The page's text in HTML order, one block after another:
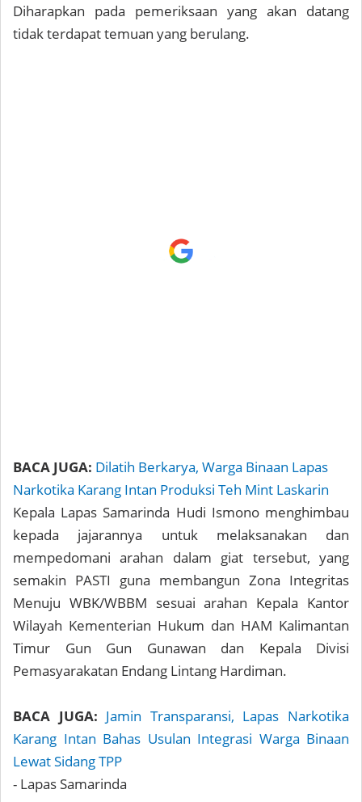
Diharapkan pada pemeriksaan yang akan datang
tidak terdapat temuan yang berulang.
BACA JUGA: Dilatih Berkarya, Warga Binaan Lapas
Narkotika Karang Intan Produksi Teh Mint Laskarin
Kepala Lapas Samarinda Hudi Ismono menghimbau
kepada jajarannya untuk melaksanakan dan
mempedomani arahan dalam giat tersebut, yang
semakin PASTI guna membangun Zona Integritas
Menuju WBK/WBBM sesuai arahan Kepala Kantor
Wilayah Kementerian Hukum dan HAM Kalimantan
Timur Gun Gun Gunawan dan Kepala Divisi
Pemasyarakatan Endang Lintang Hardiman.
BACA JUGA: Jamin Transparansi, Lapas Narkotika
Karang Intan Bahas Usulan Integrasi Warga Binaan
Lewat Sidang TPP
- Lapas Samarinda